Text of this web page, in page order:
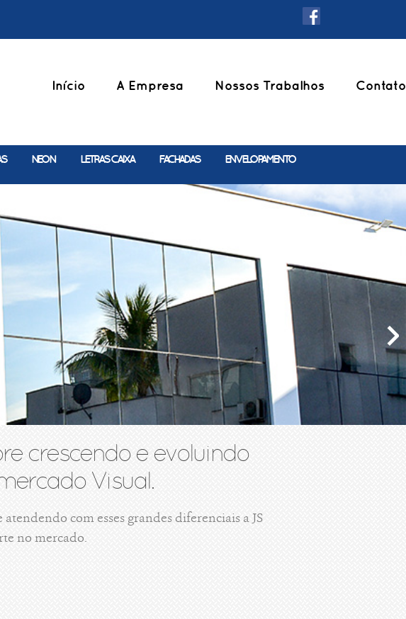
Início A Empresa Nossos Trabalhos Contato
ENVELOPAMENTO
FACHADAS
LETRAS CAIXA
NEON
crescendo e evoluindo
Visual.
com esses grandes diferenciais a JS
no mercado.